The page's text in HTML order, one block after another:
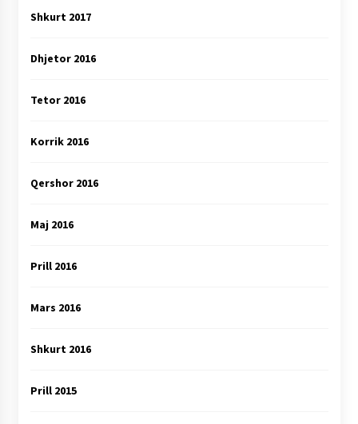
Shkurt 2017
Dhjetor 2016
Tetor 2016
Korrik 2016
Qershor 2016
Maj 2016
Prill 2016
Mars 2016
Shkurt 2016
Prill 2015